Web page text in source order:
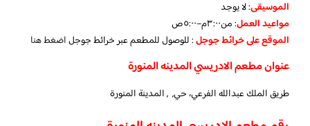
الموسيقى:لا يوجد
مواعيد العمل: من٣:٠٠م–٥:٠٠ص
الموقع على خرائط جوجل: للوصول للمطعم عبر خرائط جوجلاضغط هنا
عنوان مطعم الادريسي المدينه المنورة
طريق الملك عبدالله الفرعي، حي, , المدينة المنورة